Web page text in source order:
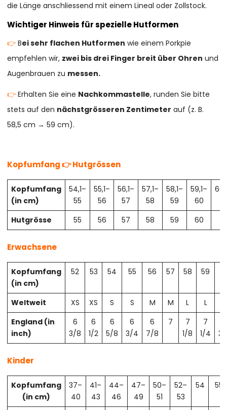
die Länge anschliessend mit einem Lineal oder Zollstock.
Wichtiger Hinweis für spezielle Hutformen
👉Bei sehr flachen Hutformen wie einem Porkpie
empfehlen wir, zwei bis drei Finger breit über Ohren und
Augenbrauen zu messen.
👉Erhalten Sie eine Nachkommastelle, runden Sie bitte
stets auf den nächstgrösseren Zentimeter auf (z. B.
58,5 cm → 59 cm).
Kopfumfang 👉 Hutgrössen
Kopfumfang
(in cm)
54,1–
55
55,1–
56
56,1–
57
57,1–
58
58,1–
59
59,1–
60
Hutgrösse
55 56 57 58 59 60
Erwachsene
Kopfumfang
(in cm)
52 53 54 55 56 57 58 59
Weltweit XS XS S S M M L L
England (in
inch)
6
3/8
6
1/2
6
5/8
6
3/4
6
7/8
7
7
1/8
7
1/4
Kinder
Kopfumfang
(in cm)
37–
40
41–
43
44–
46
47–
49
50–
51
52–
53
54 55